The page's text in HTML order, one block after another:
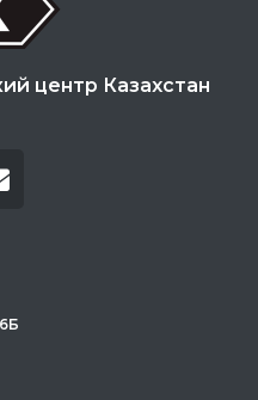
центр Казахстан